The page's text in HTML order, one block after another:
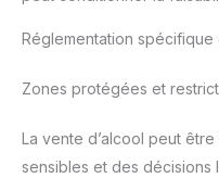
Réglementation spécifique
Zones protégées et
La vente d’alcool peut
sensibles et des décisions